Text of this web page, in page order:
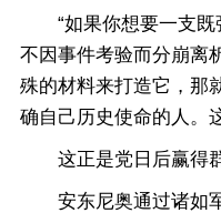
“如果你想要一支既
不因事件考验而分崩离
殊的材料来打造它，那
确自己历史使命的人。
这正是党日后赢得群
安东尼奥通过诸如军